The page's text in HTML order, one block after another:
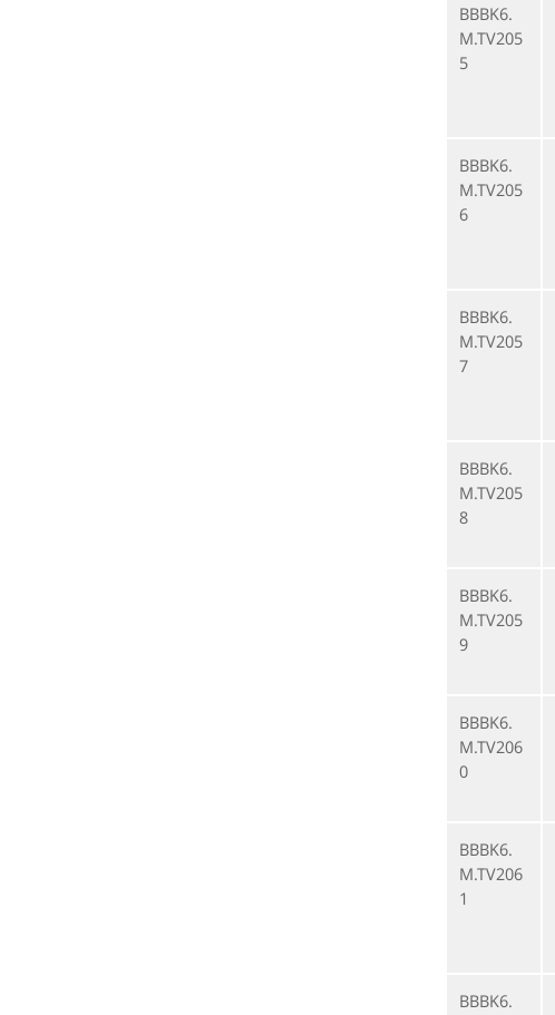
BBBK6.
M.TV205
5
BBBK6.
M.TV205
6
BBBK6.
M.TV205
7
BBBK6.
M.TV205
8
BBBK6.
M.TV205
9
BBBK6.
M.TV206
0
BBBK6.
M.TV206
1
BBBK6.